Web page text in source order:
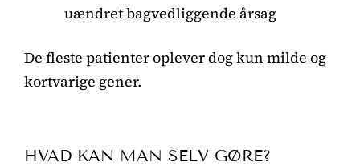
uændret bagvedliggende årsag
De fleste patienter oplever dog kun milde og
kortvarige gener.
HVAD KAN MAN SELV GØRE?